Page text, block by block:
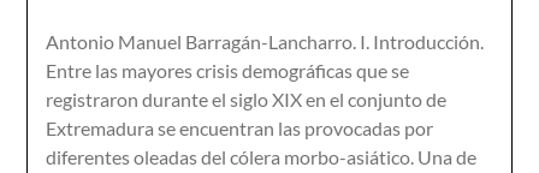
Antonio Manuel Barragán-Lancharro. I. Introducción.
Entre las mayores crisis demográficas que se
registraron durante el siglo XIX en el conjunto de
Extremadura se encuentran las provocadas por
diferentes oleadas del cólera morbo-asiático. Una de